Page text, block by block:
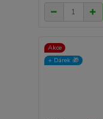
Akce
+ Dárek️ 🎁